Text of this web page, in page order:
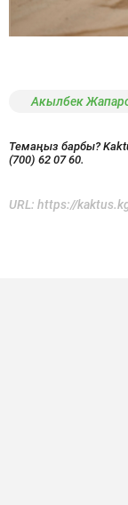
Акылбек
Темаңыз барбы?
(700) 62 07 60.
URL: https://